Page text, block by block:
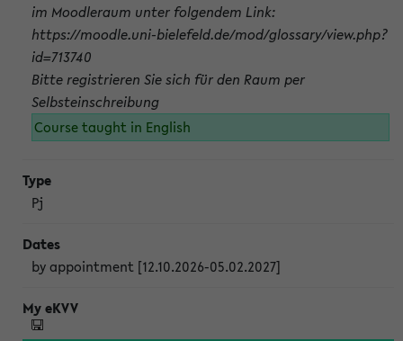
im Moodleraum unter folgendem Link:
https://moodle.uni-bielefeld.de/mod/glossary/view.php?
id=713740
Bitte registrieren Sie sich für den Raum per
Selbsteinschreibung
Course taught in English
Pj
by appointment [12.10.2026-05.02.2027]